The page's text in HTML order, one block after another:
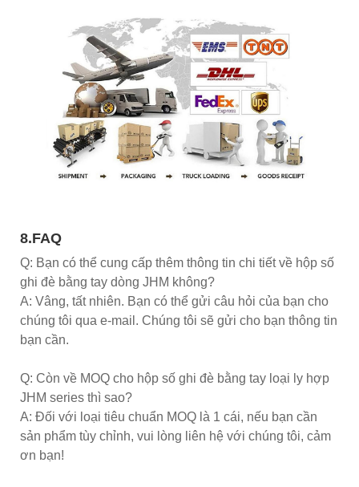
8.FAQ
Q: Bạn có thể cung cấp thêm thông tin chi tiết về hộp số
ghi đè bằng tay dòng JHM không?
A: Vâng, tất nhiên. Bạn có thể gửi câu hỏi của bạn cho
chúng tôi qua e-mail. Chúng tôi sẽ gửi cho bạn thông tin
bạn cần.
Q: Còn về MOQ cho hộp số ghi đè bằng tay loại ly hợp
JHM series thì sao?
A: Đối với loại tiêu chuẩn MOQ là 1 cái, nếu bạn cần
sản phẩm tùy chỉnh, vui lòng liên hệ với chúng tôi, cảm
ơn bạn!